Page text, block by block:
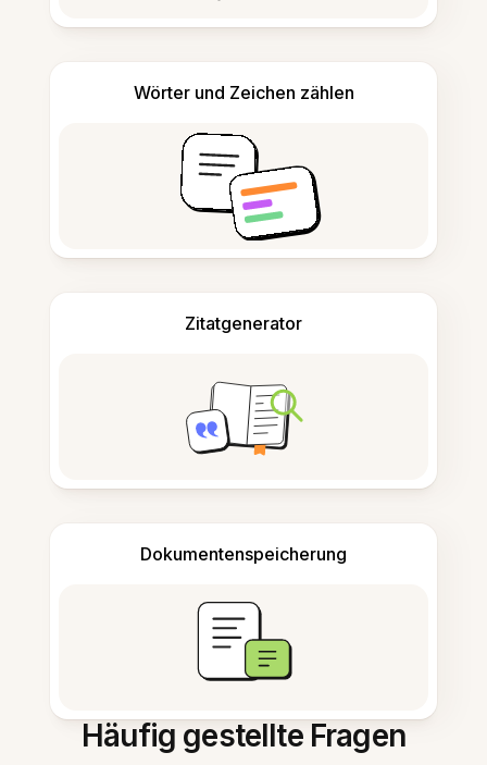
Wörter und Zeichen zählen
Zitatgenerator
Dokumentenspeicherung
Häufig gestellte Fragen